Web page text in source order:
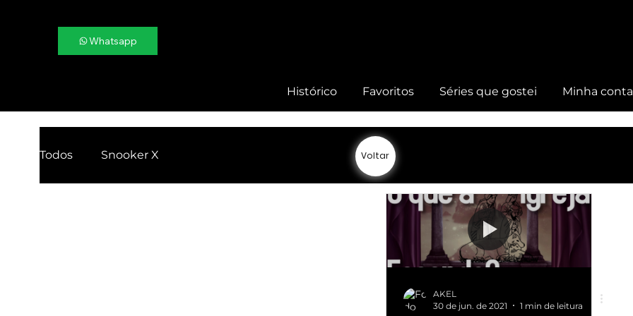
Whatsapp
Histórico Favoritos Séries que gostei Minha conta
Todos Snooker X
AKEL
30 de jun. de 2021
1 min de leitura
Voltar